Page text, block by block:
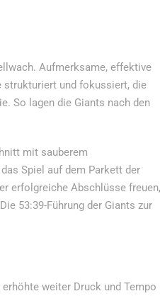
Aufmerksame, effektive
strukturiert und fokussiert, die
So lagen die Giants nach den
mit sauberem
Spiel auf dem Parkett der
erfolgreiche Abschlüsse freuen,
53:39-Führung der Giants zur
weiter Druck und Tempo